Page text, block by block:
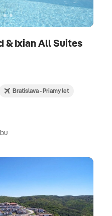
& Ixian All Suites
Bratislava - Priamy let